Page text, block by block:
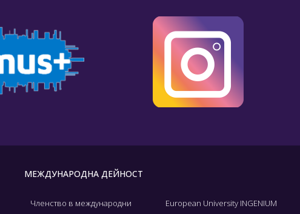
МЕЖДУНАРОДНА ДЕЙНОСТ
Членство в международни
European University INGENIUM